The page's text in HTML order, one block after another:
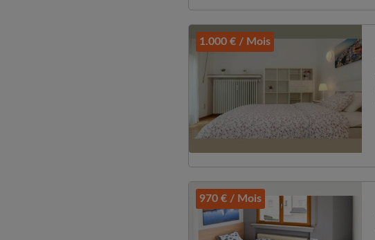
1.000 € / Mois
970 € / Mois